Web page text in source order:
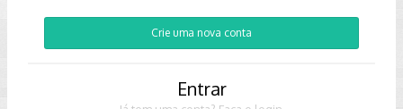
Crie uma nova conta
Entrar